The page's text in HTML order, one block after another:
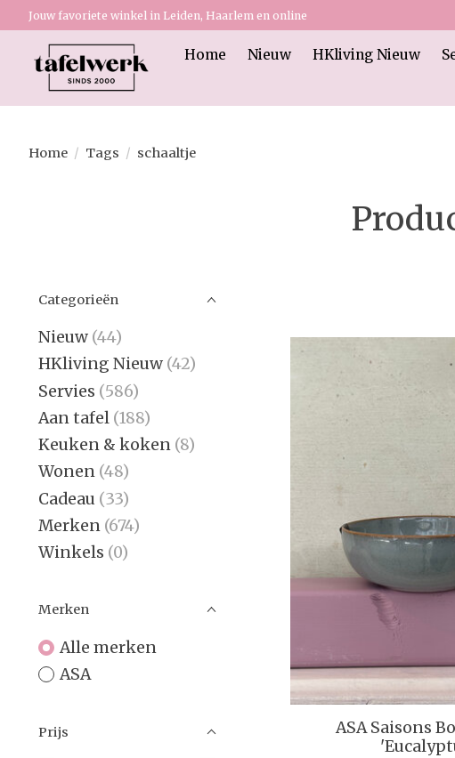
Jouw favoriete winkel in Leiden, Haarlem en online
Home Nieuw HKliving Nieuw
Home / Tags / schaaltje
Categorieën
Nieuw (44)
HKliving Nieuw (42)
Servies (586)
Aan tafel (188)
Keuken & koken (8)
Wonen (48)
Cadeau (33)
Merken (674)
Winkels (0)
Merken
Alle merken
ASA
Prijs
ASA Saisons